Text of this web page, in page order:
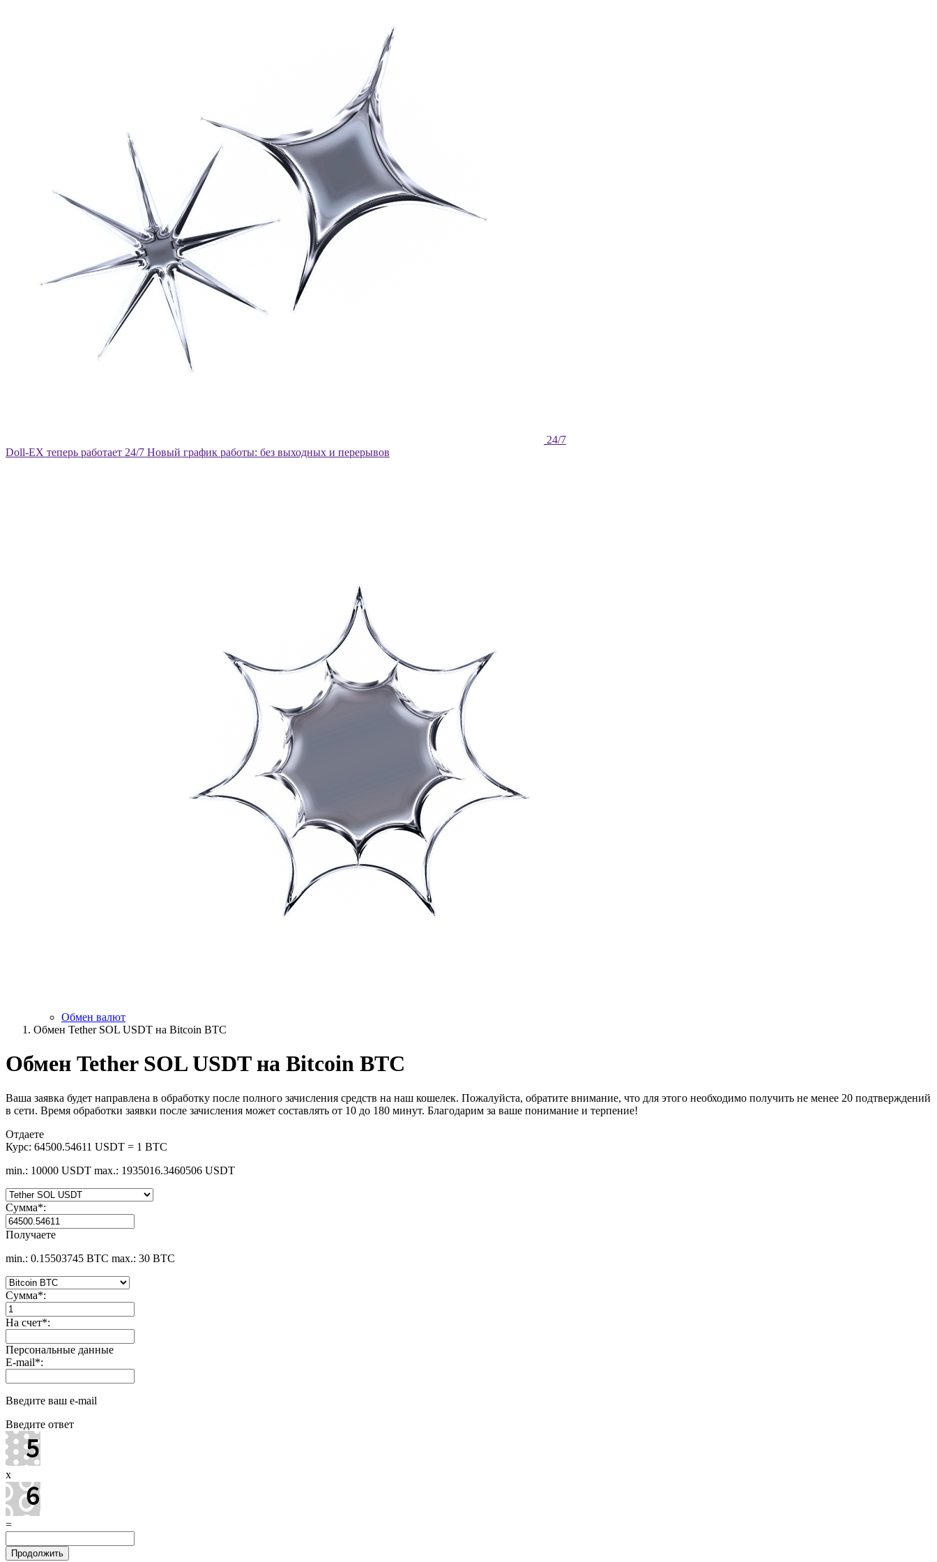
Doll-EX теперь работает 24/7 Новый график работы: без выходных и перерывов
Обмен валют
Обмен Tether SOL USDT на Bitcoin BTC
Обмен Tether SOL USDT на Bitcoin BTC
Ваша заявка будет направлена в обработку после полного зачисления средств на наш кошелек. Пожалуйста, обратите внимание, что для этого необходимо получить не менее 20 подтверждений
в сети. Время обработки заявки после зачисления может составлять от 10 до 180 минут. Благодарим за ваше понимание и терпение!
Отдаете
Курс: 64500.54611 USDT = 1 BTC
min.: 10000 USDT max.: 1935016.3460506 USDT
Сумма*:
Получаете
min.: 0.15503745 BTC max.: 30 BTC
Сумма*:
На счет*:
Персональные данные
E-mail*:
Введите ваш e-mail
Введите ответ
x
=